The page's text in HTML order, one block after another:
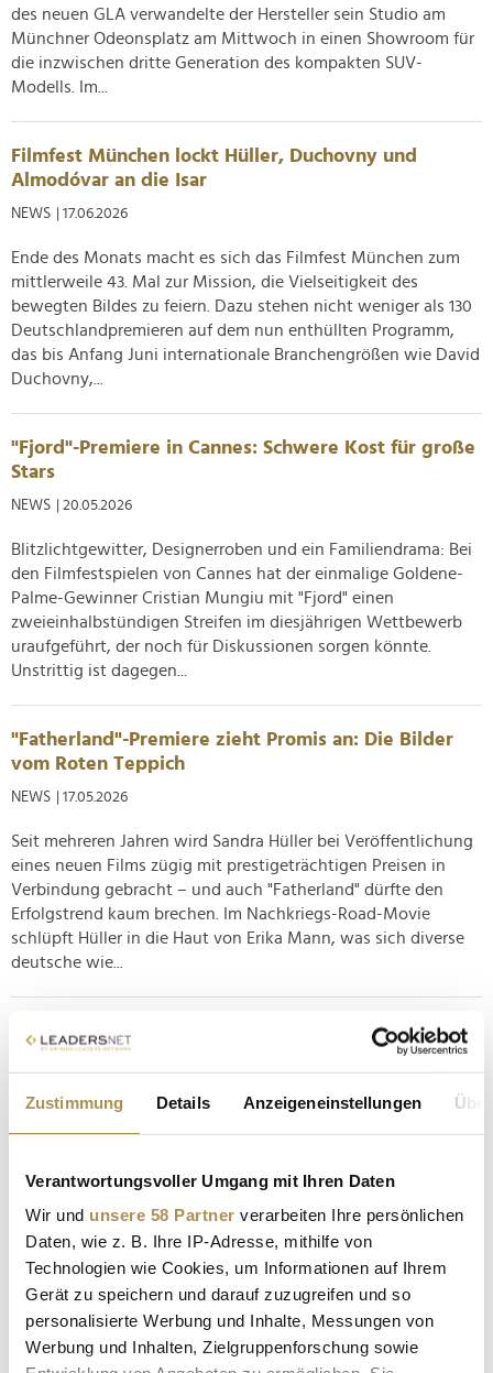
Zustimmung Details Anzeigeneinstellungen
Verantwortungsvoller Umgang mit Ihren Daten
Wir und unsere 58 Partner verarbeiten Ihre persönlichen
Daten, wie z. B. Ihre IP-Adresse, mithilfe von
Technologien wie Cookies, um Informationen auf Ihrem
Gerät zu speichern und darauf zuzugreifen und so
personalisierte Werbung und Inhalte, Messungen von
Werbung und Inhalten, Zielgruppenforschung sowie
des neuen GLA verwandelte der Hersteller sein Studio am
Münchner Odeonsplatz am Mittwoch in einen Showroom für
die inzwischen dritte Generation des kompakten SUV-
Modells. Im...
Filmfest München lockt Hüller, Duchovny und
Almodóvar an die Isar
NEWS | 17.06.2026
Ende des Monats macht es sich das Filmfest München zum
mittlerweile 43. Mal zur Mission, die Vielseitigkeit des
bewegten Bildes zu feiern. Dazu stehen nicht weniger als 130
Deutschlandpremieren auf dem nun enthüllten Programm,
das bis Anfang Juni internationale Branchengrößen wie David
Duchovny,...
"Fjord"-Premiere in Cannes: Schwere Kost für große
Stars
NEWS | 20.05.2026
Blitzlichtgewitter, Designerroben und ein Familiendrama: Bei
den Filmfestspielen von Cannes hat der einmalige Goldene-
Palme-Gewinner Cristian Mungiu mit "Fjord" einen
zweieinhalbstündigen Streifen im diesjährigen Wettbewerb
uraufgeführt, der noch für Diskussionen sorgen könnte.
Unstrittig ist dagegen...
"Fatherland"-Premiere zieht Promis an: Die Bilder
vom Roten Teppich
NEWS | 17.05.2026
Seit mehreren Jahren wird Sandra Hüller bei Veröffentlichung
eines neuen Films zügig mit prestigeträchtigen Preisen in
Verbindung gebracht – und auch "Fatherland" dürfte den
Erfolgstrend kaum brechen. Im Nachkriegs-Road-Movie
schlüpft Hüller in die Haut von Erika Mann, was sich diverse
deutsche wie...
"Michael": Jackson-Biopic feiert familiäre
Weltpremiere
Die Hauptstadt noch einmal als Bühne für den King of Pop:
am Freitagabend in Berlin uraufgeführt. Neben Darstellern
und Verantwortlichen des aufwändigen Biopics hat die
Premiere zahlreiche Familienmitglieder des verstorbenen
Superstars...
Callum Turner: War der neue James Bond auf der
Berlinale?